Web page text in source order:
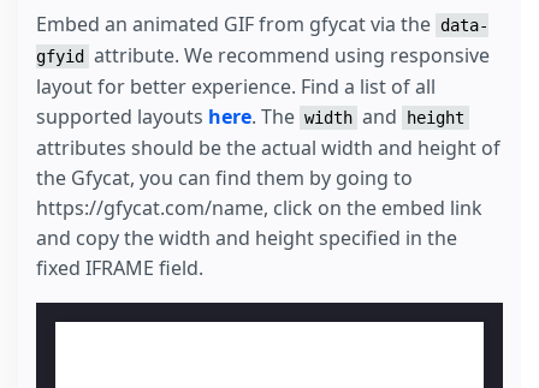
Embed an animated GIF from gfycat via the data-
gfyid
attribute. We recommend using responsive
layout for better experience. Find a list of all
supported layouts here. The width and height
attributes should be the actual width and height of
the Gfycat, you can find them by going to
https://gfycat.com/name, click on the embed link
and copy the width and height specified in the
fixed IFRAME field.